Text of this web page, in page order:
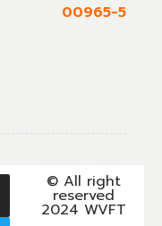
00965-5
© All right
reserved
2024 WVFT